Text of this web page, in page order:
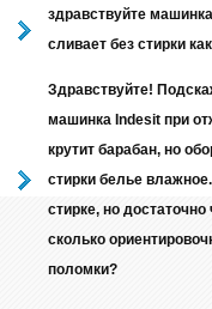
здравствуйте
сливает без стирки
Здравствуйте!
машинка Indesit при
крутит барабан, но
стирки белье
стирке, но
сколько
поломки?